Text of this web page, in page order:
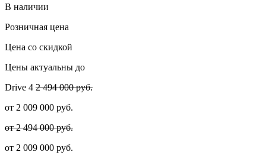
В наличии
Розничная цена
Цена со скидкой
Цены актуальны до
Drive 4 2 494 000 руб.
от 2 009 000 руб.
от 2 494 000 руб.
от 2 009 000 руб.